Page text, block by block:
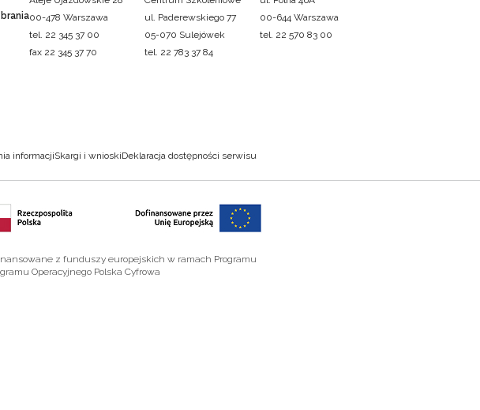
00-478 Warszawa
tel. 22 345 37 00
fax 22 345 37 70
ul. Paderewskiego 77
05-070 Sulejówek
tel. 22 783 37 84
00-644 Warszawa
tel. 22 570 83 00
informacjiSkargi i wnioskiDeklaracja dostępności serwisu
z funduszy europejskich w ramach Programu
Operacyjnego Polska Cyfrowa